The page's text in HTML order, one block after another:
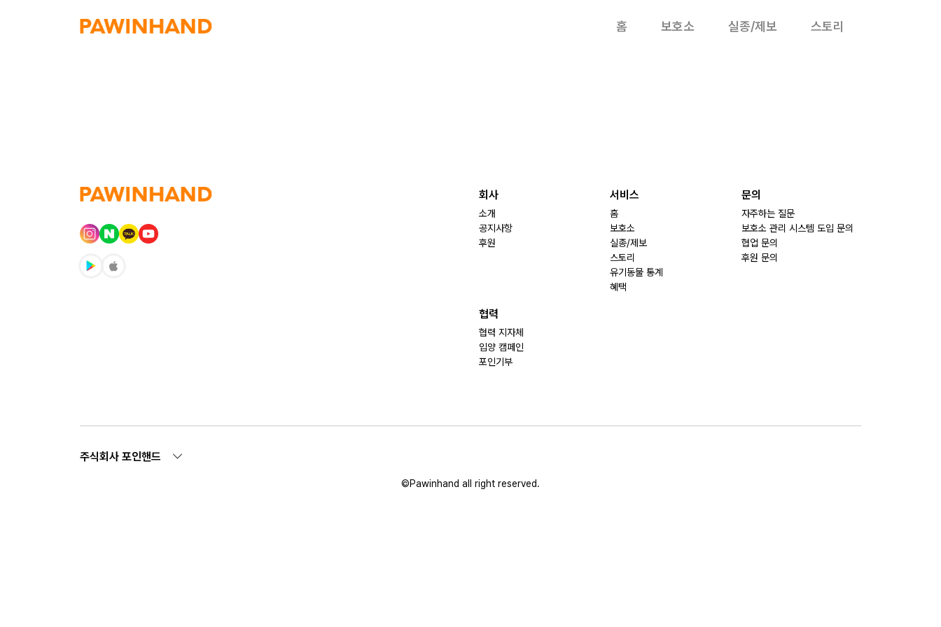
홈 보호소 실종/제보 스토리
회사
소개
공지사항
후원
서비스
홈
보호소
실종/제보
스토리
유기동물 통계
혜택
문의
자주하는 질문
보호소 관리 시스템 도입 문의
협업 문의
후원 문의
협력
협력 지자체
입양 캠페인
포인기부
주식회사 포인핸드
©Pawinhand all right reserved.